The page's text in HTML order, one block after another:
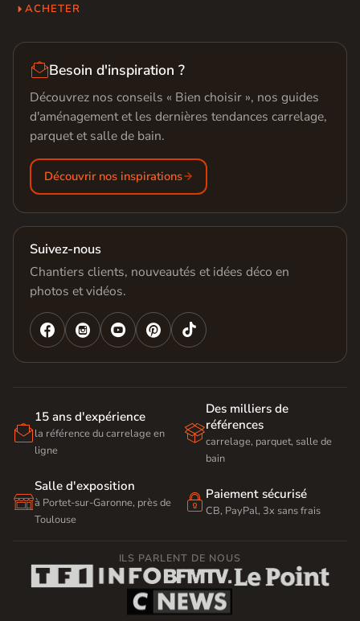
ACHETER
Besoin d'inspiration ?
Découvrez nos conseils « Bien choisir », nos guides
d'aménagement et les dernières tendances carrelage,
parquet et salle de bain.
Découvrir nos inspirations
Suivez-nous
Chantiers clients, nouveautés et idées déco en
photos et vidéos.
   

15 ans d'expérience
la référence du carrelage en
ligne

Des milliers de
références
carrelage, parquet, salle de
bain

Salle d'exposition
à Portet-sur-Garonne, près de
Toulouse
 Paiement sécurisé
CB, PayPal, 3x sans frais
ILS PARLENT DE NOUS